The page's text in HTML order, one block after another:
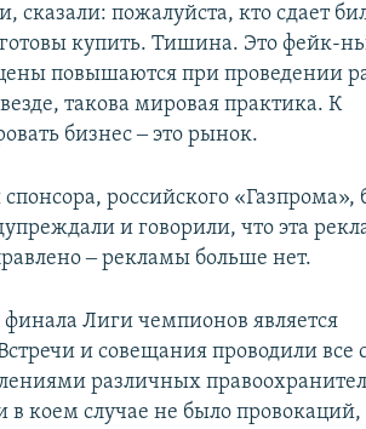
пожалуйста, кто сдает
купить. Тишина. Это фейк-
повышаются при проведении
такова мировая практика. К
бизнес ‒ это рынок.
российского «Газпрома»,
и говорили, что эта
‒ рекламы больше нет.
финала Лиги чемпионов является
и совещания проводили все
различных
коем случае не было провокаций,